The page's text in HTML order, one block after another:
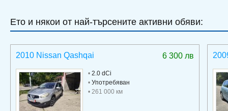
Ето и някои от най-търсените активни обяви:
6 300 лв
2010 Nissan Qashqai
• 2.0 dCi
• Употребяван
• 261 000 км